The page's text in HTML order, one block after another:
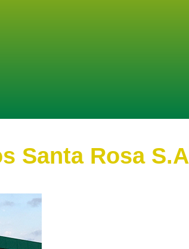
Santa Rosa S.A